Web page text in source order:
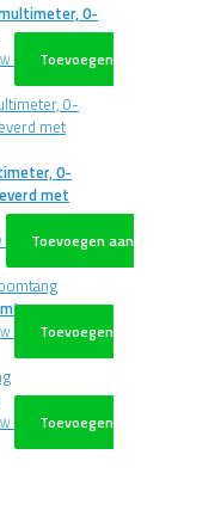
0-
Toevoegen
0-
met
Toevoegen aan
Toevoegen
Toevoegen